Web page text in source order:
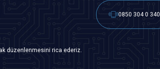
0850 304 0 340
düzenlenmesini rica ederiz.